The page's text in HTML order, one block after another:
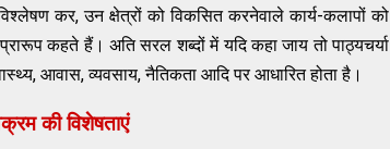
कर, उन क्षेत्रों को विकसित करनेवाले कार्य-कलापों को
कहते हैं। अति सरल शब्दों में यदि कहा जाय तो पाठ्यचर्या
आवास, व्यवसाय, नैतिकता आदि पर आधारित होता है।
की विशेषताएं